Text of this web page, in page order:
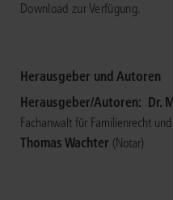
Download zur Verfügung.
Herausgeber und Autoren
Herausgeber/Autoren: Dr.
Fachanwalt für Familienrecht
Thomas Wachter (Notar)